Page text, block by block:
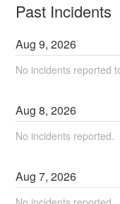
Past Incidents
Aug9,2026
No incidents reported
Aug8,2026
No incidents reported.
Aug7,2026